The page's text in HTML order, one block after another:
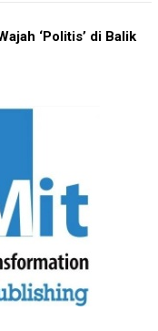
‘Politis’ di Balik